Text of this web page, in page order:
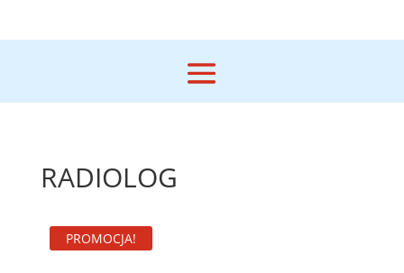
RADIOLOG
PROMOCJA!